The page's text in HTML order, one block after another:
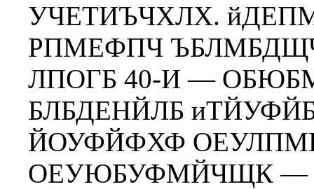
УЧЕТИЪЧХЛХ.
РПМЕФПЧ
ЛПОГБ 40-И —
БЛБДЕНЙЛБ
ЙОУФЙФХФ
ОЕУЮБУФМЙЧЩК —